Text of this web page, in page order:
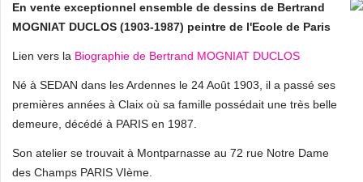
En vente exceptionnel ensemble de dessins de Bertrand
MOGNIAT DUCLOS (1903-1987) peintre de l'Ecole de Paris
Lien vers la Biographie de Bertrand MOGNIAT DUCLOS
Né à SEDAN dans les Ardennes le 24 Août 1903, il a passé ses
premières années à Claix où sa famille possédait une très belle
demeure, décédé à PARIS en 1987.
Son atelier se trouvait à Montparnasse au 72 rue Notre Dame
des Champs PARIS VIème.